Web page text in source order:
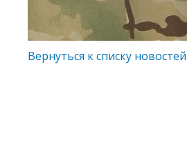
Вернуться к списку новостей